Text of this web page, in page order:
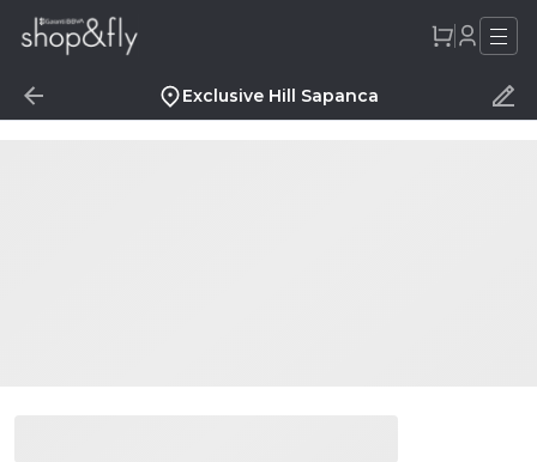
Exclusive Hill Sapanca